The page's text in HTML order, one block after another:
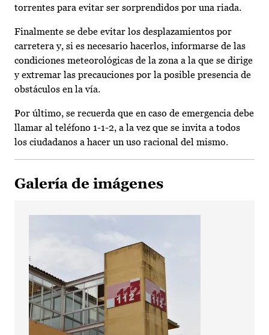
torrentes para evitar ser sorprendidos por una riada.
Finalmente se debe evitar los desplazamientos por
carretera y, si es necesario hacerlos, informarse de las
condiciones meteorológicas de la zona a la que se dirige
y extremar las precauciones por la posible presencia de
obstáculos en la vía.
Por último, se recuerda que en caso de emergencia debe
llamar al teléfono 1-1-2, a la vez que se invita a todos
los ciudadanos a hacer un uso racional del mismo.
Galería de imágenes